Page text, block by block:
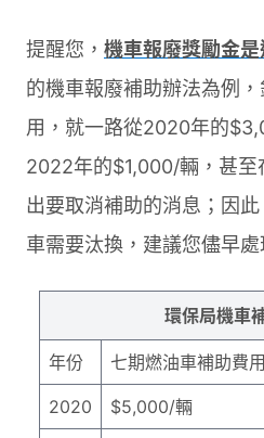
提醒您， 機車報廢獎勵金
的機車報廢補助辦法為例
用，就一路從2020年的
2022年的$1,000/輛，甚
出要取消補助的消息；因
車需要汰換，建議您儘早處
環保局機車
年份 七期燃油車補助費用
2020 $5,000/輛